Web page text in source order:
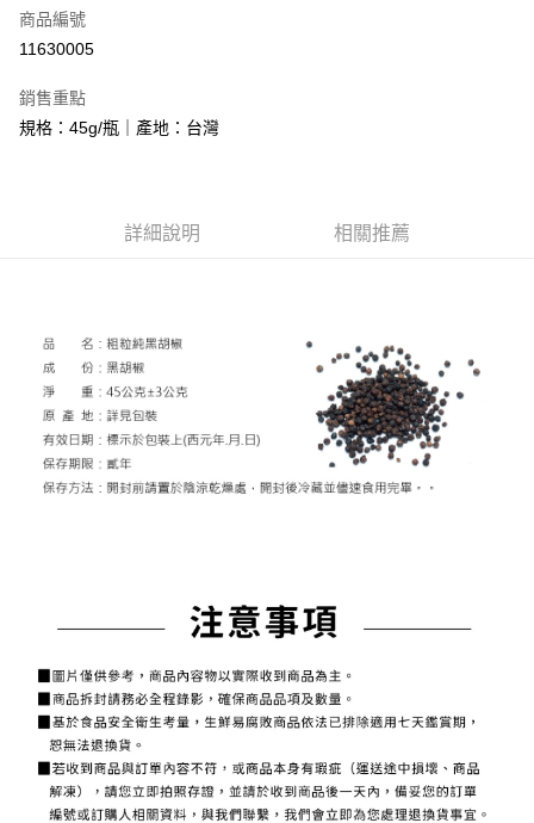
LINE Pay
街口支付
2.付款方式選擇「大哥付你分期」，訂單成立後會自動跳轉到大哥付的交易
流程，驗證手機門號後，選擇欲分期的期數、繳款截止日，確認付款後即完
成交易。
3.實際核准額度、可分期數及費用金額請依後續交易確認頁面所載為準。
4.訂單成立30分鐘內，如未前往確認交易或遇審核未通過，訂單將自動取
消。如遇「轉專審核」未通過狀況，表示未達大哥付你分期系統評分，恕無
法說明評估內容。
【注意事項】
用戶於交易時，得透過本服務購買商品或服務，並由商店將買賣／分期付款
買賣價金債權讓與本公司後，依約使用本公司帳單繳交帳款。
2.基於同意付款使用「大哥付你分期」之契約關係目的，商店將以您的個人
資料（包含姓名、電話或地址）提供予台灣大哥大進項蒐集、處理及利用，
由本公司與您本人進行分期帳單所需資料之確認、核對及更正。
3.完整用戶服務條款，請詳閱以下連結： https://oppay.tw/userRule
相關說明
【關於「AFTEE先享後付」】
AFTEE先享後付是「在收到商品之後才付款」的支付方式。 讓您購物簡單
便利好安心！
１．簡單：不需註冊會員、不需綁卡、不需儲值。
２．便利：只要手機號碼，簡訊認證，即可結帳。
３．安心：先確認商品／服務後，再付款。
３．收到繳費通知簡訊後14天內，點擊此簡訊中的連結，可透過四大超商／
ATM／網路銀行／等多元方式進行付款，方視為交易完成。
購買商品的店家。未經商家同意取消之訂單仍視為有效，需透過AFTEE先享
後付繳納相關費用。
※ 交易是否成功請以「AFTEE先享後付 」之結帳頁面顯示為準，若有關於
是否繳費成功／繳費後需取消欲退款等相關疑問，請聯繫「AFTEE先享後付
客戶支援中心」https://netprotections.freshdesk.com/support/home
【注意事項】
ATM付款
貨到付款
每筆NT$100，滿NT$1,000(含以上)免運費
每筆NT$150，滿NT$1,500(含以上)免運費
常溫貨到付款
每筆NT$150，滿NT$1,500(含以上)免運費
商品編號
11630005
銷售重點
規格：45g/瓶｜產地：台灣
詳細說明 相關推薦